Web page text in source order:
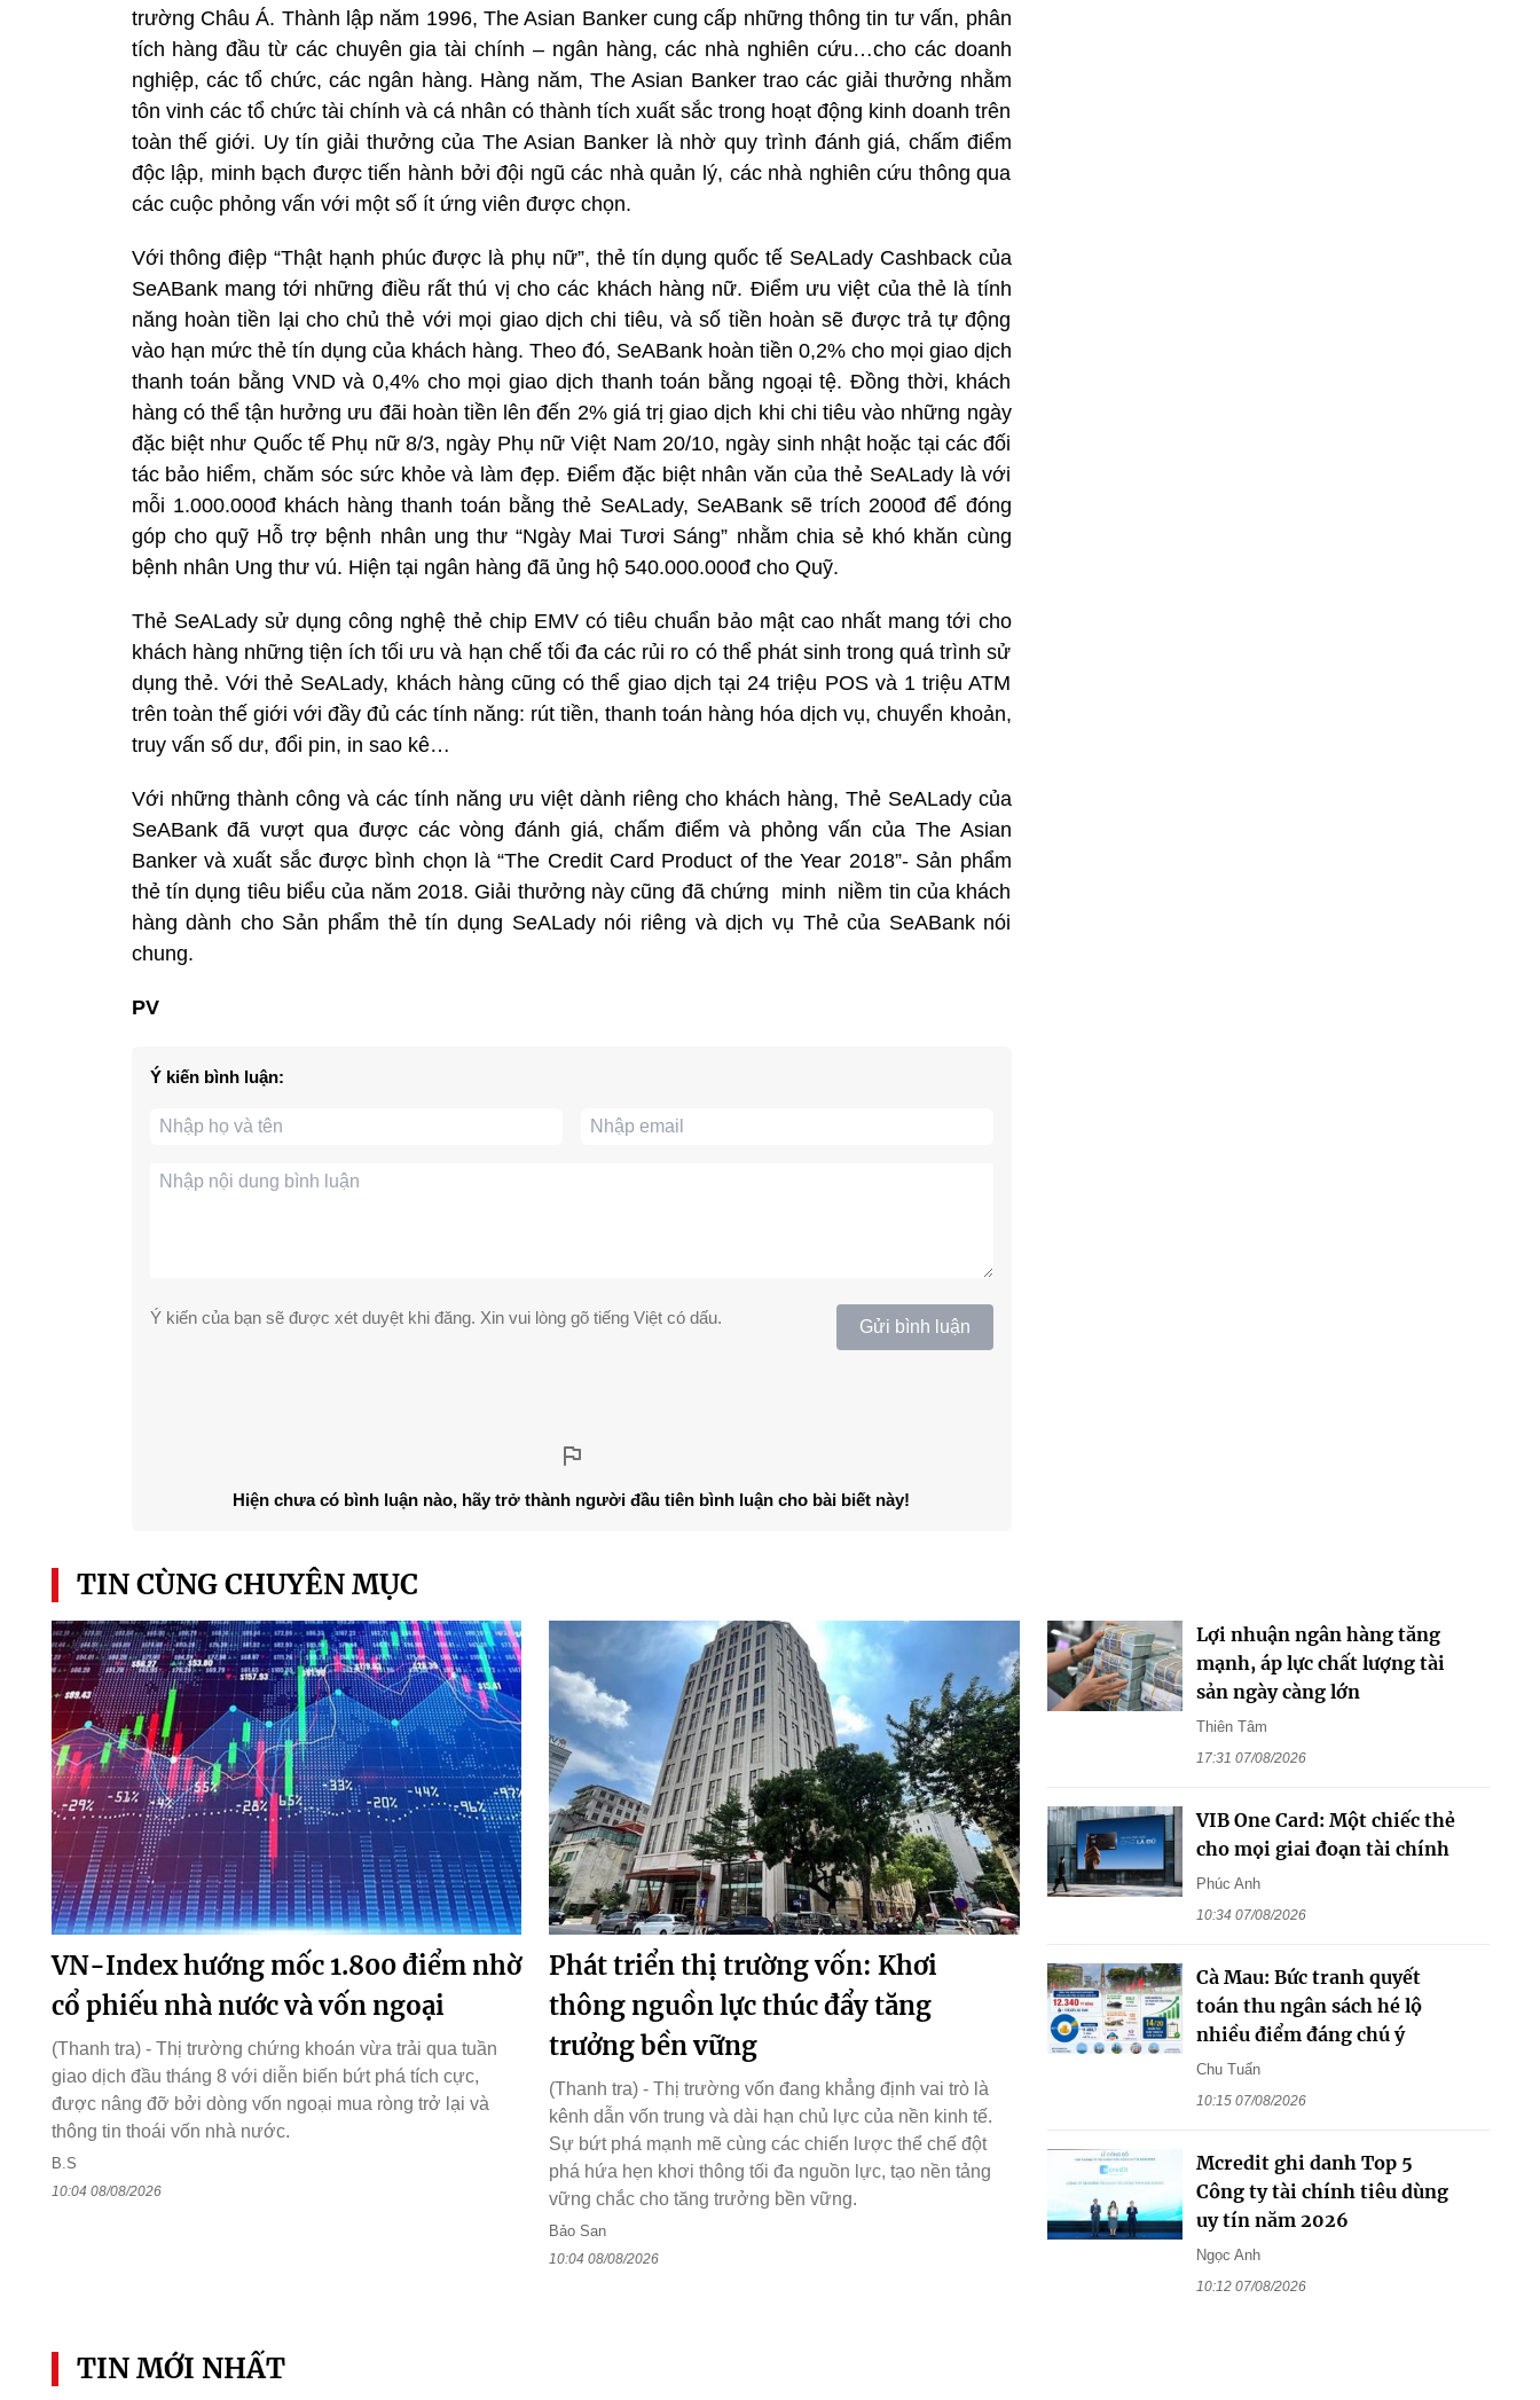
trường Châu Á. Thành lập năm 1996, The Asian Banker cung cấp những thông tin tư vấn, phân
tích hàng đầu từ các chuyên gia tài chính – ngân hàng, các nhà nghiên cứu…cho các doanh
nghiệp, các tổ chức, các ngân hàng. Hàng năm, The Asian Banker trao các giải thưởng nhằm
tôn vinh các tổ chức tài chính và cá nhân có thành tích xuất sắc trong hoạt động kinh doanh trên
toàn thế giới. Uy tín giải thưởng của The Asian Banker là nhờ quy trình đánh giá, chấm điểm
độc lập, minh bạch được tiến hành bởi đội ngũ các nhà quản lý, các nhà nghiên cứu thông qua
các cuộc phỏng vấn với một số ít ứng viên được chọn.
Với thông điệp “Thật hạnh phúc được là phụ nữ”, thẻ tín dụng quốc tế SeALady Cashback của
SeABank mang tới những điều rất thú vị cho các khách hàng nữ. Điểm ưu việt của thẻ là tính
năng hoàn tiền lại cho chủ thẻ với mọi giao dịch chi tiêu, và số tiền hoàn sẽ được trả tự động
vào hạn mức thẻ tín dụng của khách hàng. Theo đó, SeABank hoàn tiền 0,2% cho mọi giao dịch
thanh toán bằng VND và 0,4% cho mọi giao dịch thanh toán bằng ngoại tệ. Đồng thời, khách
hàng có thể tận hưởng ưu đãi hoàn tiền lên đến 2% giá trị giao dịch khi chi tiêu vào những ngày
đặc biệt như Quốc tế Phụ nữ 8/3, ngày Phụ nữ Việt Nam 20/10, ngày sinh nhật hoặc tại các đối
tác bảo hiểm, chăm sóc sức khỏe và làm đẹp. Điểm đặc biệt nhân văn của thẻ SeALady là với
mỗi 1.000.000đ khách hàng thanh toán bằng thẻ SeALady, SeABank sẽ trích 2000đ để đóng
góp cho quỹ Hỗ trợ bệnh nhân ung thư “Ngày Mai Tươi Sáng” nhằm chia sẻ khó khăn cùng
bệnh nhân Ung thư vú. Hiện tại ngân hàng đã ủng hộ 540.000.000đ cho Quỹ.
Thẻ SeALady sử dụng công nghệ thẻ chip EMV có tiêu chuẩn bảo mật cao nhất mang tới cho
khách hàng những tiện ích tối ưu và hạn chế tối đa các rủi ro có thể phát sinh trong quá trình sử
dụng thẻ. Với thẻ SeALady, khách hàng cũng có thể giao dịch tại 24 triệu POS và 1 triệu ATM
trên toàn thế giới với đầy đủ các tính năng: rút tiền, thanh toán hàng hóa dịch vụ, chuyển khoản,
truy vấn số dư, đổi pin, in sao kê…
Với những thành công và các tính năng ưu việt dành riêng cho khách hàng, Thẻ SeALady của
SeABank đã vượt qua được các vòng đánh giá, chấm điểm và phỏng vấn của The Asian
Banker và xuất sắc được bình chọn là “The Credit Card Product of the Year 2018”- Sản phẩm
thẻ tín dụng tiêu biểu của năm 2018. Giải thưởng này cũng đã chứng minh niềm tin của khách
hàng dành cho Sản phẩm thẻ tín dụng SeALady nói riêng và dịch vụ Thẻ của SeABank nói
chung.
PV
Ý kiến bình luận:
Ý kiến của bạn sẽ được xét duyệt khi đăng. Xin vui lòng gõ tiếng Việt có dấu. Gửi bình luận
Hiện chưa có bình luận nào, hãy trở thành người đầu tiên bình luận cho bài biết này!
TIN CÙNG CHUYÊN MỤC
VN-Index hướng mốc 1.800 điểm nhờ
cổ phiếu nhà nước và vốn ngoại
(Thanh tra) - Thị trường chứng khoán vừa trải qua tuần
giao dịch đầu tháng 8 với diễn biến bứt phá tích cực,
được nâng đỡ bởi dòng vốn ngoại mua ròng trở lại và
thông tin thoái vốn nhà nước.
B.S
10:04 08/08/2026
Phát triển thị trường vốn: Khơi
thông nguồn lực thúc đẩy tăng
trưởng bền vững
(Thanh tra) - Thị trường vốn đang khẳng định vai trò là
kênh dẫn vốn trung và dài hạn chủ lực của nền kinh tế.
Sự bứt phá mạnh mẽ cùng các chiến lược thể chế đột
phá hứa hẹn khơi thông tối đa nguồn lực, tạo nền tảng
vững chắc cho tăng trưởng bền vững.
Bảo San
10:04 08/08/2026
Lợi nhuận ngân hàng tăng
mạnh, áp lực chất lượng tài
sản ngày càng lớn
Thiên Tâm
17:31 07/08/2026
VIB One Card: Một chiếc thẻ
cho mọi giai đoạn tài chính
Phúc Anh
10:34 07/08/2026
Cà Mau: Bức tranh quyết
toán thu ngân sách hé lộ
nhiều điểm đáng chú ý
Chu Tuấn
10:15 07/08/2026
Mcredit ghi danh Top 5
Công ty tài chính tiêu dùng
uy tín năm 2026
Ngọc Anh
10:12 07/08/2026
TIN MỚI NHẤT